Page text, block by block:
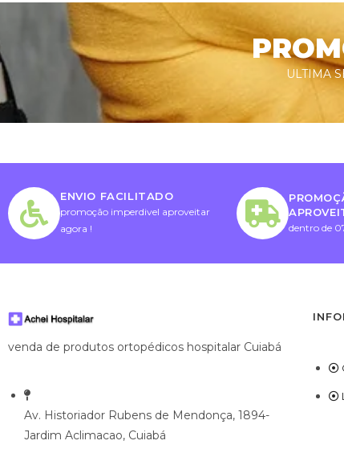
ULTIMA
ENVIO FACILITADO
promoção imperdivel aproveitar
agora !
dentro de
venda de produtos ortopédicos hospitalar Cuiabá
Av. Historiador Rubens de Mendonça, 1894-
Jardim Aclimacao, Cuiabá